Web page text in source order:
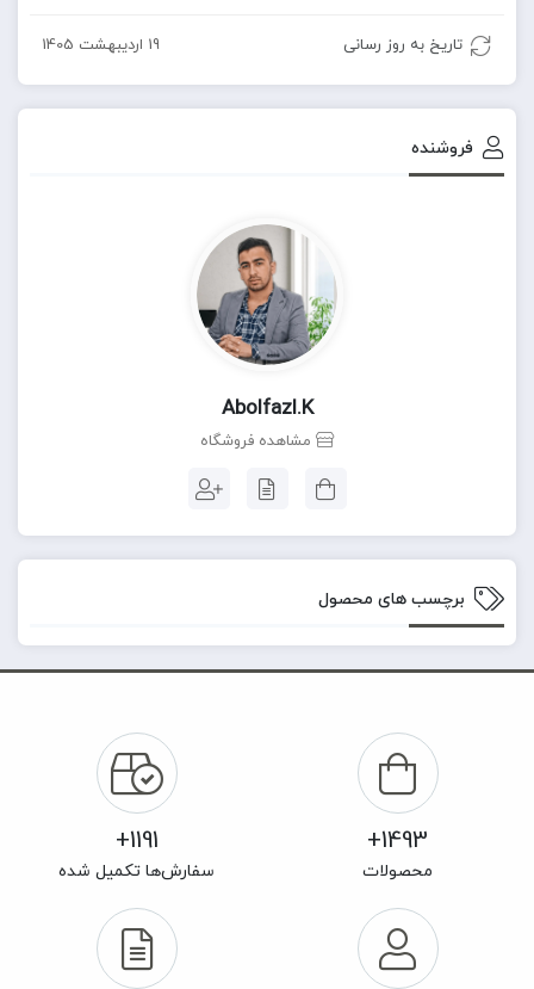
تاریخ به روز رسانی 19 اردیبهشت 1405
فروشنده
Abolfazl.k
مشاهده فروشگاه
برچسب های محصول
1493+
محصولات
1191+
سفارش‌ها تکمیل شده